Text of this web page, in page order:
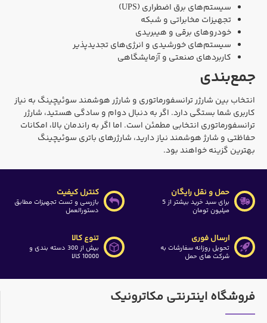
سیستم‌های برق اضطراری (UPS)
تجهیزات مخابراتی و شبکه
خودروهای برقی و هیبریدی
سیستم‌های خورشیدی و انرژی‌های تجدیدپذیر
کاربردهای صنعتی و آزمایشگاهی
جمع‌بندی
انتخاب بین شارژر ترانسفورماتوری و شارژر هوشمند سوئیچینگ به نیاز
کاربری شما بستگی دارد. اگر به دنبال دوام و سادگی هستید، شارژر
ترانسفورماتوری انتخابی مطمئن است. اما اگر به راندمان بالا، امکانات
حفاظتی و شارژ هوشمند نیاز دارید، شارژرهای باتری سوئیچینگ
بهترین گزینه خواهند بود.
حمل و نقل رایگان
برای سبد خرید بیشتر از 5
میلیون تومان
کنترل کیفیت
بازرسی و تست تجهیزات مطابق
دستورالعمل
ارسال فوری
تحویل روزانه سفارشات به
شرکت های حمل
تنوع کالا
بیش از 300 دسته بندی و
10000 کالا
فروشگاه اینترنتی مکاترونیک